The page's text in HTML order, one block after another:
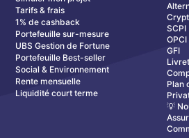
Tarifs & frais
1% de cashback
Portefeuille sur-mesure
UBS Gestion de Fortune
Portefeuille Best-seller
Social & Environnement
Rente mensuelle
Liquidité court terme
SCPI
OPCI
GFI
Plan
💡